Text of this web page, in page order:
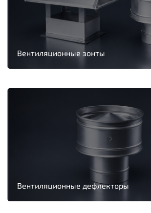
Вентиляционные зонты
Вентиляционные дефлекторы